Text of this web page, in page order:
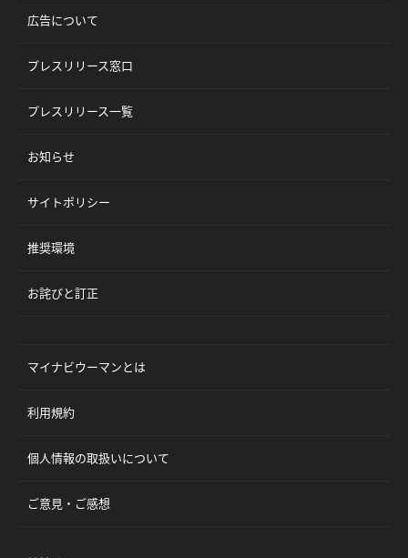
広告について
プレスリリース窓口
プレスリリース一覧
お知らせ
サイトポリシー
推奨環境
お詫びと訂正
マイナビウーマンとは
利用規約
個人情報の取扱いについて
ご意見・ご感想